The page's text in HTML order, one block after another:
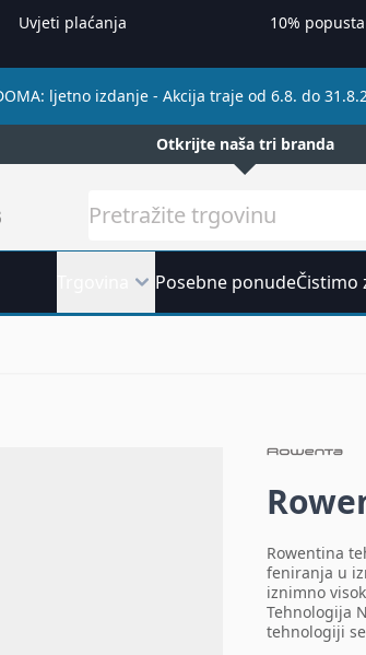
Uvjeti plaćanja 10%
ljetno izdanje - Akcija traje od 6.8. do
Otkrijte naša tri branda
Pretražite
Posebne ponudeČistimo
Rowentina
feniranja u
iznimno
Tehnologija
tehnologiji